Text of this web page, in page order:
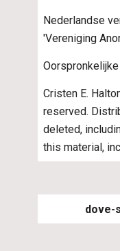
Nederlandse
'Vereniging
Cristen E.
reserved.
deleted,
this material,
dove-